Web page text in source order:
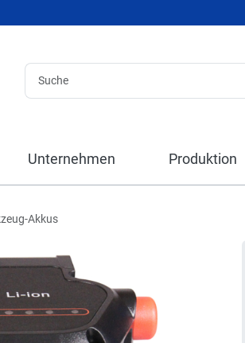
Unternehmen Produktion
Akkus